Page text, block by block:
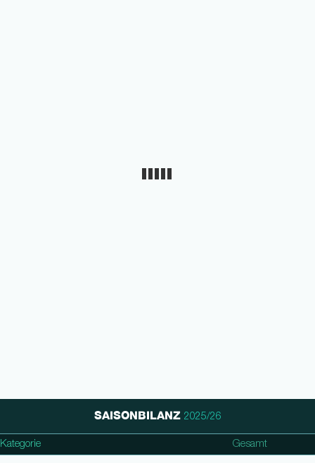
SAISONBILANZ 2025/26
Kategorie
2. Bundesliga Gesamt